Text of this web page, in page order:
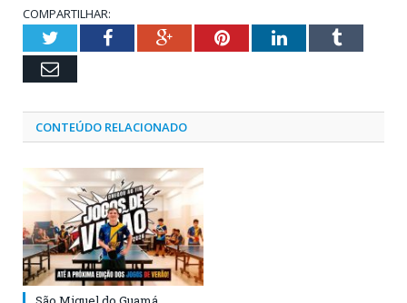
COMPARTILHAR:
TwitterFacebookGoogle+PinterestLinkedInTumblr
Email
CONTEÚDO RELACIONADO